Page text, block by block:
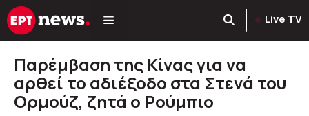
Μετάβαση
σε
Live TV
Παρέμβαση της Κίνας για να
αρθεί το αδιέξοδο στα Στενά του
Ορμούζ, ζητά ο Ρούμπιο